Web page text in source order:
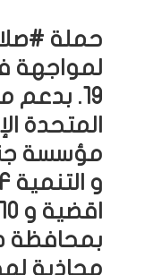
حملة
19. بدعم
مؤسسة
بمحافظة
محاذية